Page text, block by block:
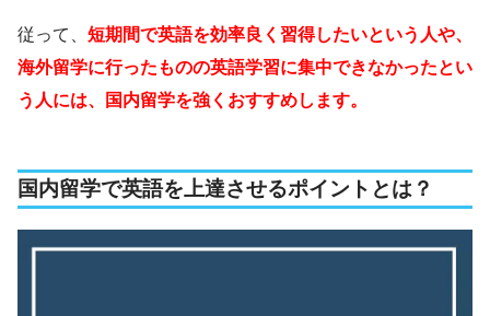
従って、 短期間で英語を効率良く習得したいという人や、
海外留学に行ったものの英語学習に集中できなかったとい
う人には、国内留学を強くおすすめします。
国内留学で英語を上達させるポイントとは？